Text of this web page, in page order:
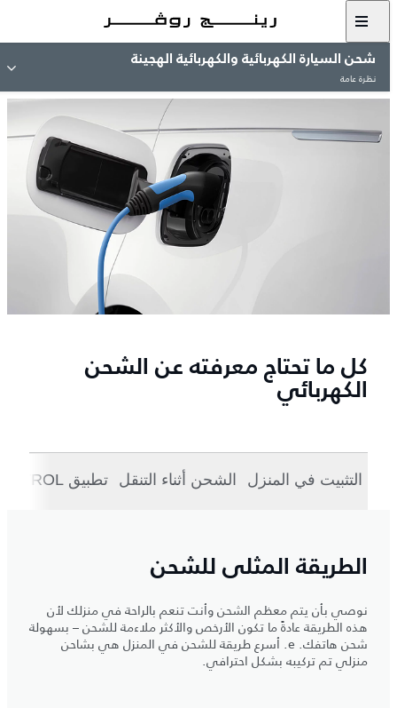
شحن السيارة الكهربائية والكهربائية الهجينة
نظرة عامة
كل ما تحتاج معرفته عن الشحن
الكهربائي
التثبيت في المنزل الشحن أثناء التنقل تطبيق INCONTROL
الطريقة المثلى للشحن
نوصي بأن يتم معظم الشحن وأنت تنعم بالراحة في منزلك لأن
هذه الطريقة عادةً ما تكون الأرخص والأكثر ملاءمة للشحن – بسهولة
شحن هاتفك. e. أسرع طريقة للشحن في المنزل هي بشاحن
منزلي تم تركيبه بشكل احترافي.